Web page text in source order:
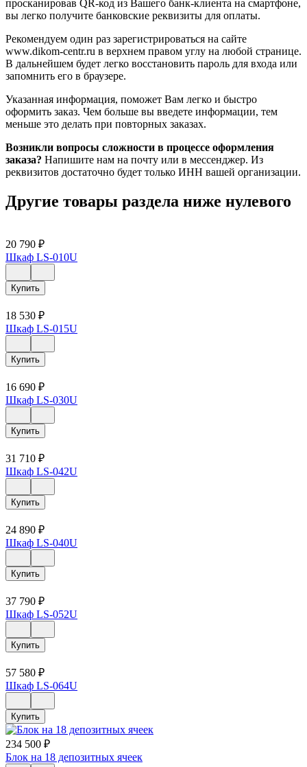
просканировав QR-код из Вашего банк-клиента на смартфоне,
вы легко получите банковские реквизиты для оплаты.
Рекомендуем один раз зарегистрироваться на сайте
www.dikom-centr.ru в верхнем правом углу на любой странице.
В дальнейшем будет легко восстановить пароль для входа или
запомнить его в браузере.
Указанная информация, поможет Вам легко и быстро
оформить заказ. Чем больше вы введете информации, тем
меньше это делать при повторных заказах.
Возникли вопросы сложности в процессе оформления
заказа? Напишите нам на почту или в мессенджер. Из
реквизитов достаточно будет только ИНН вашей организации.
Другие товары раздела ниже нулевого
20 790 ₽
Шкаф LS-010U
Купить
18 530 ₽
Шкаф LS-015U
Купить
16 690 ₽
Шкаф LS-030U
Купить
31 710 ₽
Шкаф LS-042U
Купить
24 890 ₽
Шкаф LS-040U
Купить
37 790 ₽
Шкаф LS-052U
Купить
57 580 ₽
Шкаф LS-064U
Купить
234 500 ₽
Блок на 18 депозитных ячеек